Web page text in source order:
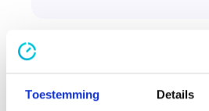
Toestemming Details